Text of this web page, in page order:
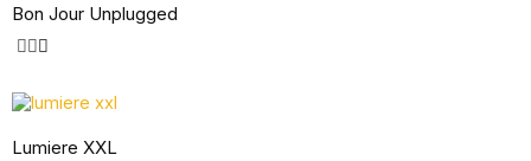
Bon Jour Unplugged
Lumiere XXL